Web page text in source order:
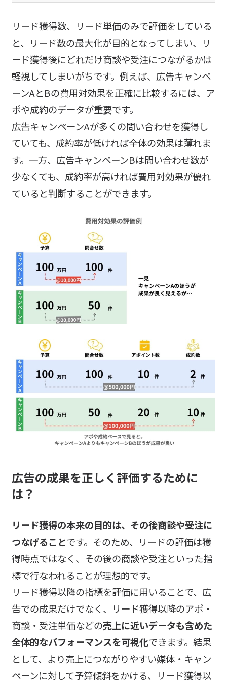
リード獲得数、リード単価のみで評価をしている
と、リード数の最大化が目的となってしまい、リ
ード獲得後にどれだけ商談や受注につながるかは
軽視してしまいがちです。例えば、広告キャンペ
ーンAとBの費用対効果を正確に比較するには、ア
ポや成約のデータが重要です。
広告キャンペーンAが多くの問い合わせを獲得し
ていても、成約率が低ければ全体の効果は薄れま
す。一方、広告キャンペーンBは問い合わせ数が
少なくても、成約率が高ければ費用対効果が優れ
ていると判断することができます。
広告の成果を正しく評価するために
は？
リード獲得の本来の目的は、その後商談や受注に
つなげることです。そのため、リードの評価は獲
得時点ではなく、その後の商談や受注といった指
標で行なわれることが理想的です。
リード獲得以降の指標を評価に用いることで、広
告での成果だけでなく、リード獲得以降のアポ・
商談・受注単価などの売上に近いデータも含めた
全体的なパフォーマンスを可視化できます。結果
として、より売上につながりやすい媒体・キャン
ペーンに対して予算傾斜をかける、リード獲得以